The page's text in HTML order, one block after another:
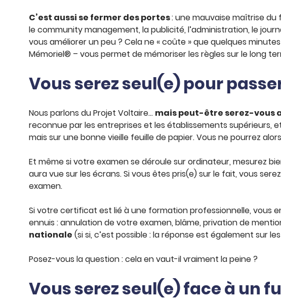
C’est aussi se fermer des portes: une mauvaise maîtrise
le community management, la publicité, l’administration, le
vous améliorer un peu ? Cela ne « coûte » que quelques
Mémoriel® – vous permet de mémoriser les règles sur le long
Vous serez seul(e) pour
Nous parlons du Projet Voltaire… mais peut-être serez-vous
reconnue par les entreprises et les établissements supérieurs,
mais sur une bonne vieille feuille de papier. Vous ne pourrez
Et même si votre examen se déroule sur ordinateur, mesurez
aura vue sur les écrans. Si vous êtes pris(e) sur le fait, vous
examen.
Si votre certificat est lié à une formation professionnelle, vous
ennuis : annulation de votre examen, blâme, privation de
nationale (si si, c’est possible : la réponse est également sur
Posez-vous la question : cela en vaut-il vraiment la peine ?
Vous serez seul(e) face à un